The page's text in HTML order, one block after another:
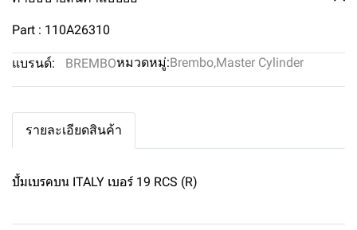
Part : 110A26310
แบรนด์: BREMBOหมวดหมู่:Brembo,Master Cylinder
รายละเอียดสินค้า
ปั้มเบรคบน ITALY เบอร์ 19 RCS (R)